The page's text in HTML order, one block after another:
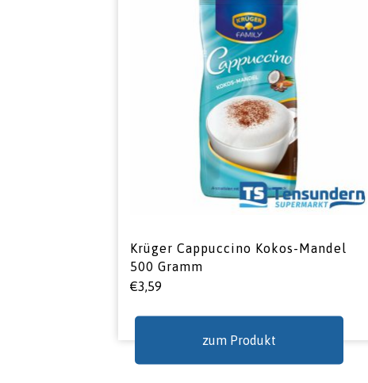
Krüger Cappuccino Kokos-Mandel
500 Gramm
€3,59
zum Produkt